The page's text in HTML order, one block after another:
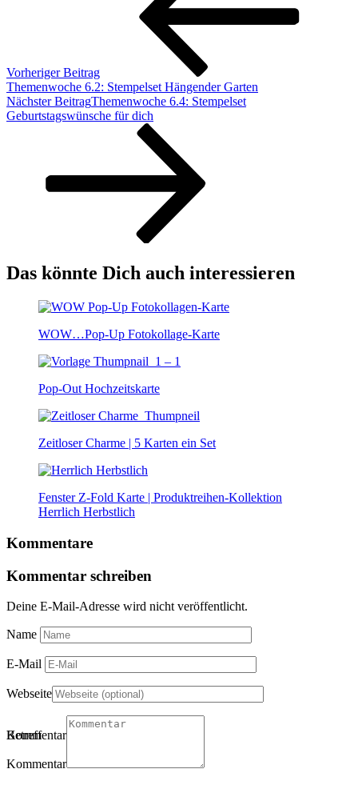
Vorheriger Beitrag
Themenwoche 6.2: Stempelset Hängender Garten
Nächster BeitragThemenwoche 6.4: Stempelset
Geburtstagswünsche für dich
Das könnte Dich auch interessieren
WOW…Pop-Up Fotokollage-Karte
Pop-Out Hochzeitskarte
Zeitloser Charme | 5 Karten ein Set
Fenster Z-Fold Karte | Produktreihen-Kollektion
Herrlich Herbstlich
Kommentare
Kommentar schreiben
Deine E-Mail-Adresse wird nicht veröffentlicht.
Name
E-Mail
Webseite
Betreff
Kommentartitel
Kommentar